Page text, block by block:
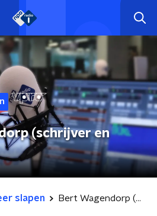
(schrijver en
slapen Bert Wagendorp (schrijver en journalist)